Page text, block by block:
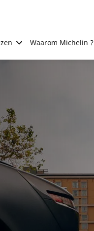
Waarom Michelin ?